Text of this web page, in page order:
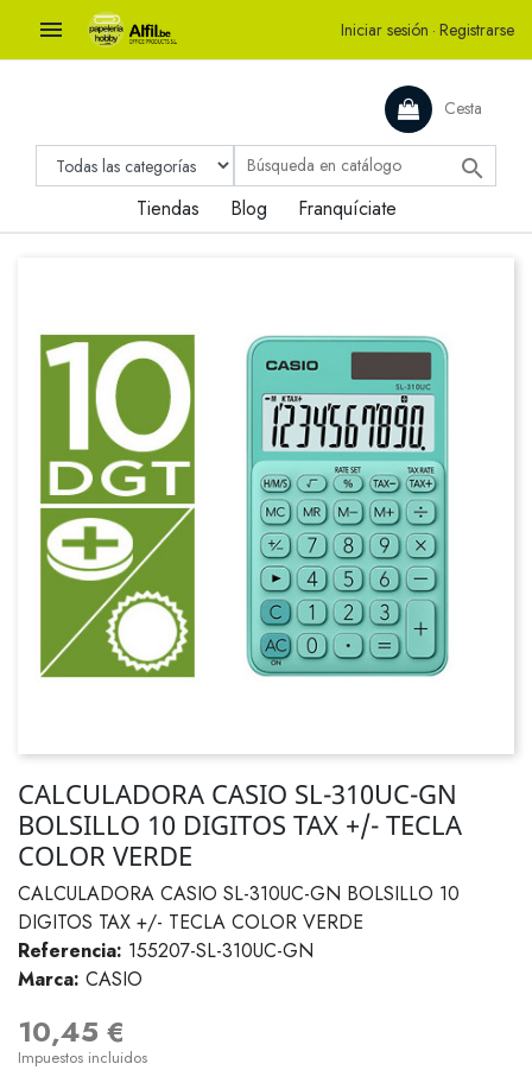
 Iniciar sesión · Registrarse
Cesta

Tiendas Blog Franquíciate
CALCULADORA CASIO SL-310UC-GN
BOLSILLO 10 DIGITOS TAX +/- TECLA
COLOR VERDE
CALCULADORA CASIO SL-310UC-GN BOLSILLO 10
DIGITOS TAX +/- TECLA COLOR VERDE
Referencia: 155207-SL-310UC-GN
Marca: CASIO
10,45 €
Impuestos incluidos